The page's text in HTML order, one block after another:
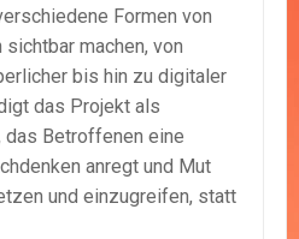
Formen von
machen, von
bis hin zu digitaler
das Projekt als
Betroffenen eine
anregt und Mut
und einzugreifen, statt